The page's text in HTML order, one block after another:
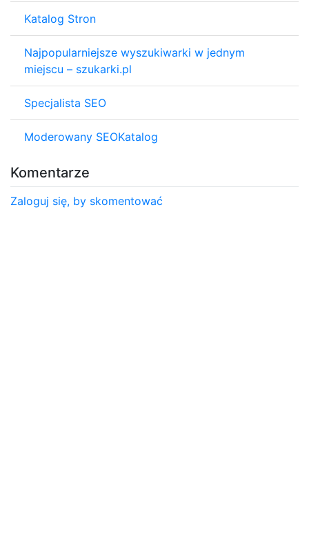
Katalog Stron
Najpopularniejsze wyszukiwarki w jednym
miejscu – szukarki.pl
Specjalista SEO
Moderowany SEOKatalog
Komentarze
Zaloguj się, by skomentować